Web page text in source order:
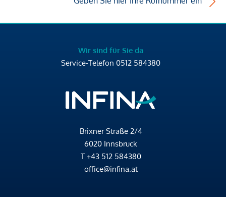
Wir sind für Sie da
Service-Telefon 0512 584380
Brixner Straße 2/4
6020 Innsbruck
T +43 512 584380
office@infina.at